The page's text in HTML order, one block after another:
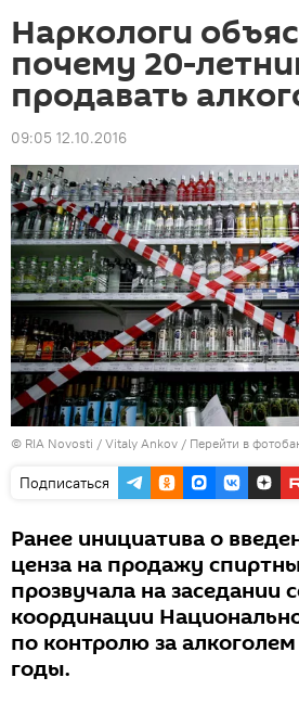
Наркологи
почему 20-
продавать
09:05 12.10.2016
© RIA Novosti / Vitaly Ankov / Перейти в
Подписаться
Ранее инициатива о
ценза на продажу
прозвучала на заседании
координации
по контролю за
годы.